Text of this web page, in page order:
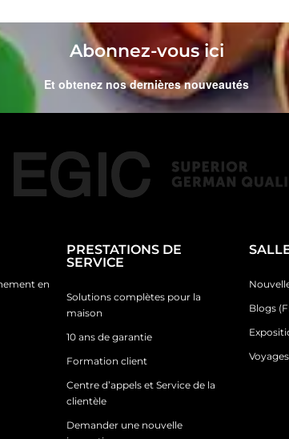
Abonnez-vous ici
Et obtenez nos dernières nouveautés
en
PRESTATIONS DE
SERVICE
Solutions complètes pour la
maison
10 ans de garantie
Formation client
Centre d’appels et Service de la
clientèle
Demander une nouvelle
Blogs